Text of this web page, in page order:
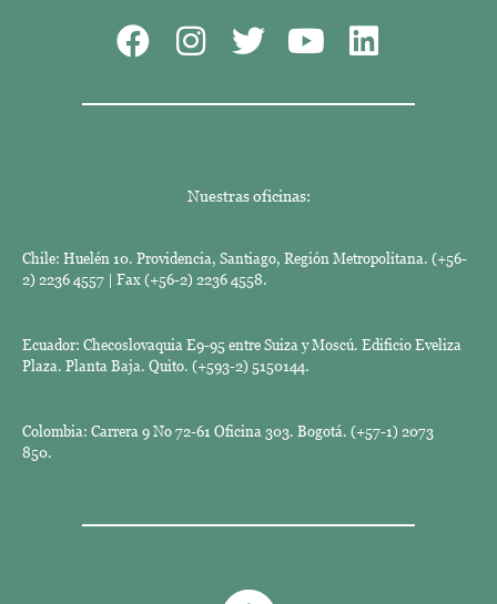
Nuestras oficinas:
Chile: Huelén 10. Providencia, Santiago, Región Metropolitana. (+56-
2) 2236 4557 | Fax (+56-2) 2236 4558.
Ecuador: Checoslovaquia E9-95 entre Suiza y Moscú. Edificio Eveliza
Plaza. Planta Baja. Quito. (+593-2) 5150144.
Colombia: Carrera 9 No 72-61 Oficina 303. Bogotá. (+57-1) 2073
850.